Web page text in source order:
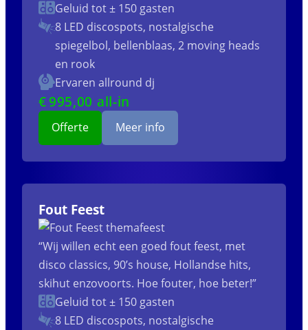
Geluid tot ± 150 gasten
8 LED discospots, nostalgische
spiegelbol, bellenblaas, 2 moving heads
en rook
Ervaren allround dj
€995,00 all-in
Offerte Meer info
Fout Feest
“Wij willen echt een goed fout feest, met
disco classics, 90’s house, Hollandse hits,
skihut enzovoorts. Hoe fouter, hoe beter!”
Geluid tot ± 150 gasten
8 LED discospots, nostalgische